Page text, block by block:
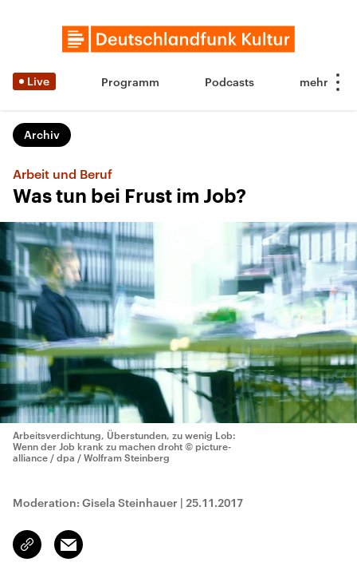
Live Programm Podcasts
Archiv
Arbeit und Beruf
Was tun bei Frust im Job?
Arbeitsverdichtung, Überstunden, zu wenig Lob:
Wenn der Job krank zu machen droht © picture-
alliance / dpa / Wolfram Steinberg
Moderation: Gisela Steinhauer | 25.11.2017
Link
kopieren/teilen
Email